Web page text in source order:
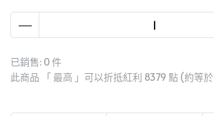
已銷售: 0 件
此商品 「 最高 」可以折抵紅利 8379 點 (約等於